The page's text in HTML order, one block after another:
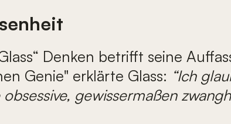
Denken betrifft seine
Genie" erklärte Glass: “Ich
gewissermaßen